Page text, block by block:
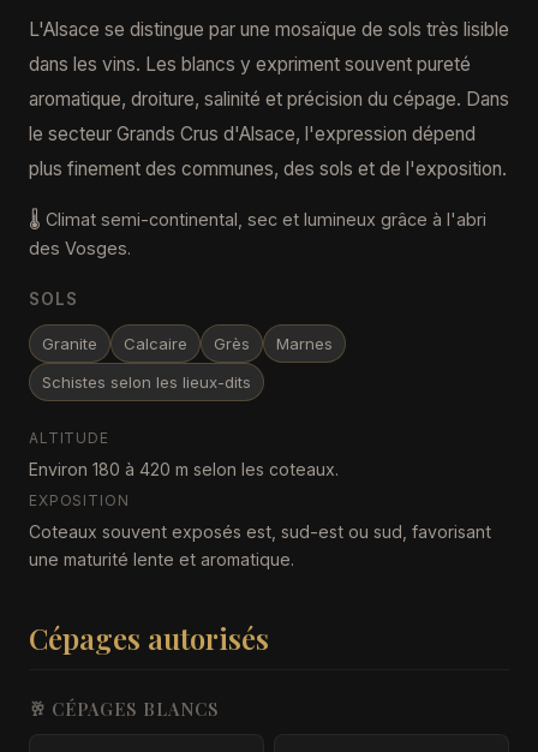
L'Alsace se distingue par une mosaïque de sols très lisible
dans les vins. Les blancs y expriment souvent pureté
aromatique, droiture, salinité et précision du cépage. Dans
le secteur Grands Crus d'Alsace, l'expression dépend
plus finement des communes, des sols et de l'exposition.
🌡️ Climat semi-continental, sec et lumineux grâce à l'abri
des Vosges.
SOLS
Granite Calcaire Grès
Marnes
Schistes selon les lieux-dits
ALTITUDE
Environ 180 à 420 m selon les coteaux.
EXPOSITION
Coteaux souvent exposés est, sud-est ou sud, favorisant
une maturité lente et aromatique.
Cépages autorisés
🥂 CÉPAGES BLANCS